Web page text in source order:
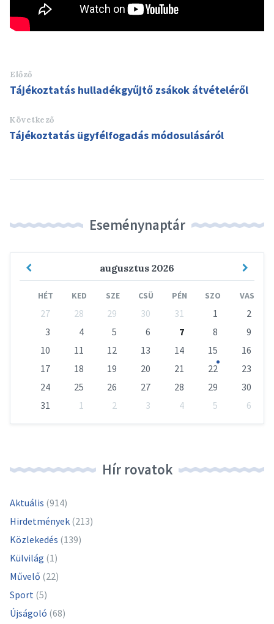
Előző
Tájékoztatás hulladékgyűjtő zsákok átvételéről
Következő
Tájékoztatás ügyfélfogadás módosulásáról
Eseménynaptár
augusztus 2026
Previous
HÉT KED SZE CSÜ PÉN SZO VAS
calendar
27 28 29 30 31 1
2
3
4 5 6 7 8
9
10
11 12 13 14 15
16
17
18 19 20 21 22
23
24
25 26 27 28 29
30
31
1 2 3 4 5
6
Hír rovatok
Aktuális (914)
Hirdetmények (213)
Közlekedés (139)
Külvilág (1)
Művelő (22)
Sport (5)
Újságoló (68)